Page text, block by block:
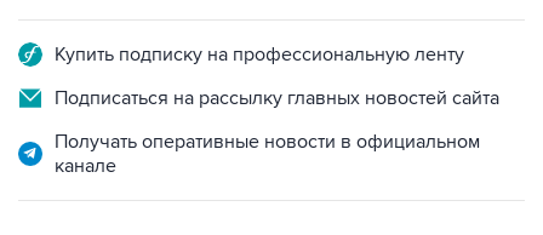
Купить подписку на профессиональную ленту
Подписаться на рассылку главных новостей сайта
Получать оперативные новости в официальном
канале